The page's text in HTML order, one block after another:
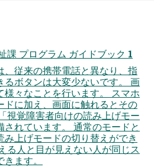
課 プログラム ガイドブック 1
、従来の携帯電話と異なり、指
るボタンは大変少ないです。 画
様々なことを行います。 スマホ
ドに加え、画面に触れるとその
視覚障害者向けの読み上げモー
されています。 通常のモードと
み上げモードの切り替えができ
る人と目が見えない人が同じス
ます。